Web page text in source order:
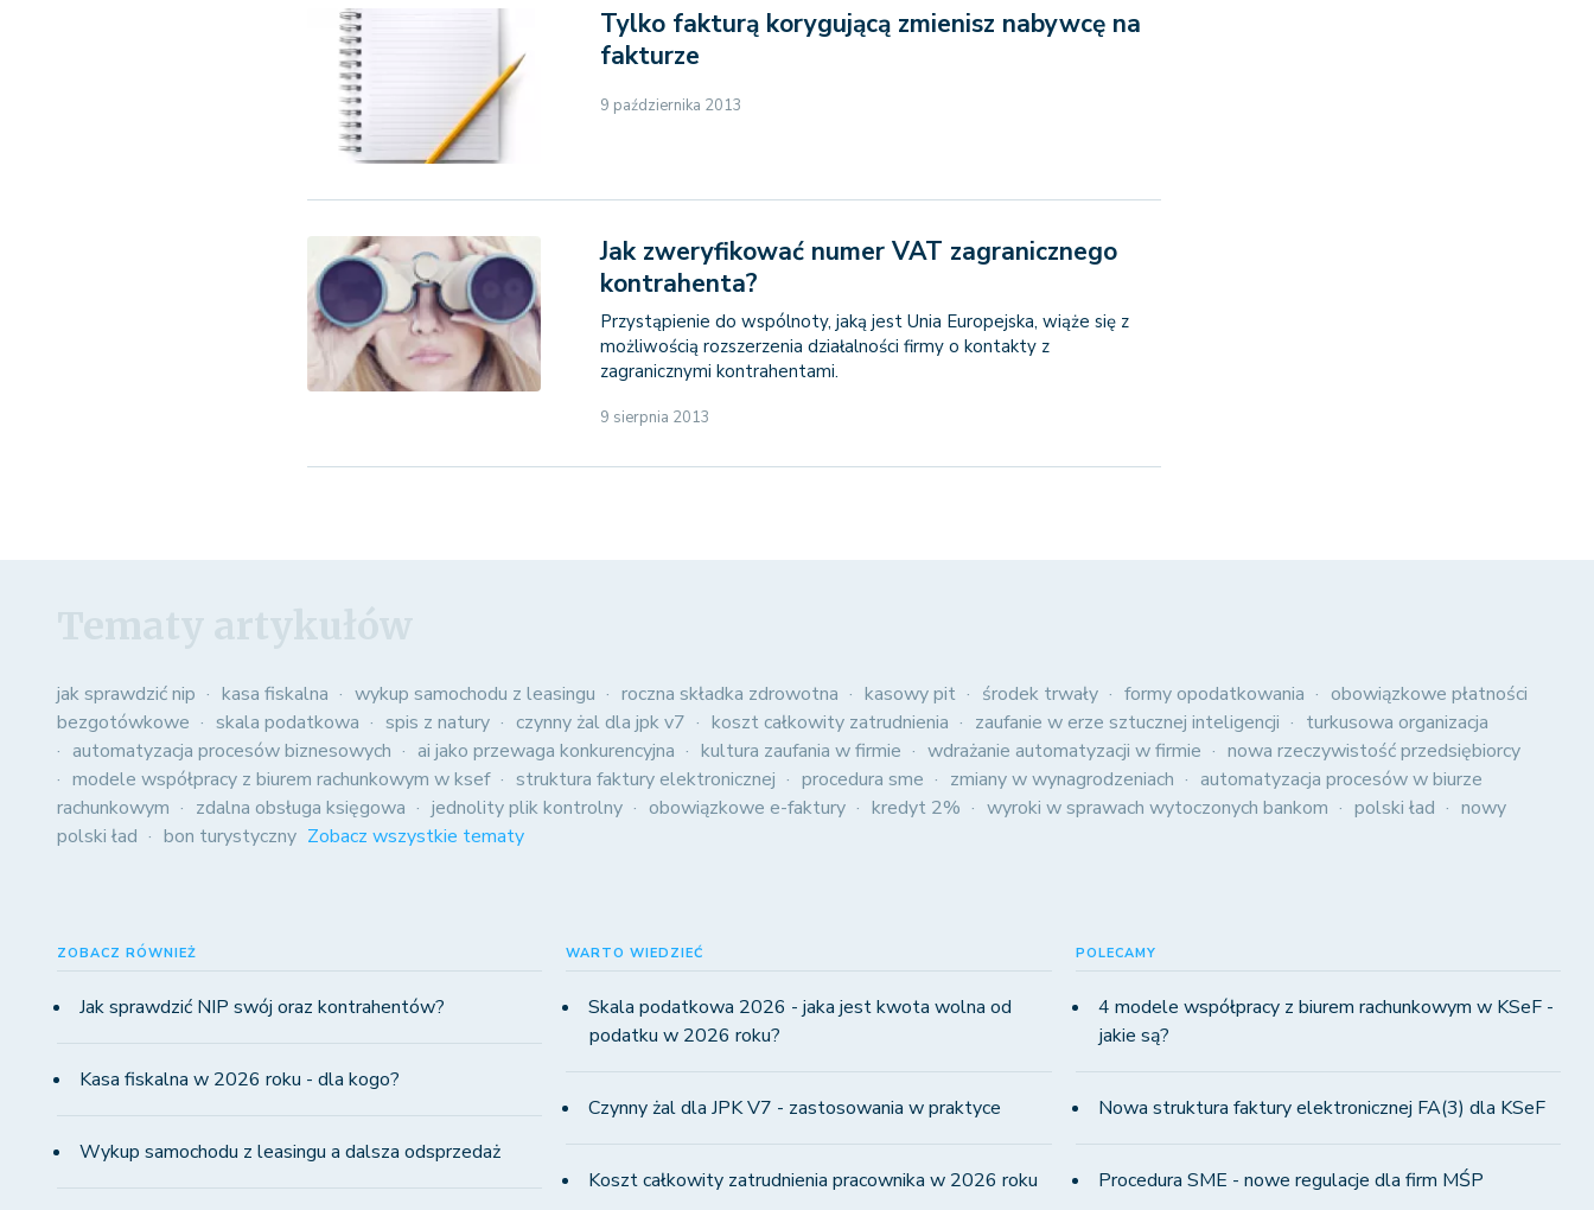
Tylko fakturą korygującą zmienisz nabywcę na
fakturze
9 października 2013
Jak zweryfikować numer VAT zagranicznego
kontrahenta?
Przystąpienie do wspólnoty, jaką jest Unia Europejska, wiąże się z
możliwością rozszerzenia działalności firmy o kontakty z
zagranicznymi kontrahentami.
9 sierpnia 2013
jak sprawdzić nip kasa fiskalna wykup samochodu z leasingu roczna składka zdrowotna kasowy pit środek trwały formy opodatkowania
obowiązkowe płatności
bezgotówkowe
skala podatkowa spis z natury czynny żal dla jpk v7 koszt całkowity zatrudnienia zaufanie w erze sztucznej inteligencji
turkusowa organizacja
automatyzacja procesów biznesowych
ai jako przewaga konkurencyjna kultura zaufania w firmie wdrażanie automatyzacji w firmie
nowa rzeczywistość przedsiębiorcy
modele współpracy z biurem rachunkowym w ksef
struktura faktury elektronicznej procedura sme zmiany w wynagrodzeniach
automatyzacja procesów w biurze
rachunkowym
zdalna obsługa księgowa jednolity plik kontrolny obowiązkowe e-faktury kredyt 2% wyroki w sprawach wytoczonych bankom polski ład
nowy
polski ład
bon turystyczny Zobacz wszystkie tematy
ZOBACZ RÓWNIEŻ
Jak sprawdzić NIP swój oraz kontrahentów?
Kasa fiskalna w 2026 roku - dla kogo?
Wykup samochodu z leasingu a dalsza odsprzedaż
WARTO WIEDZIEĆ
Skala podatkowa 2026 - jaka jest kwota wolna od
podatku w 2026 roku?
Czynny żal dla JPK V7 - zastosowania w praktyce
Koszt całkowity zatrudnienia pracownika w 2026 roku
POLECAMY
4 modele współpracy z biurem rachunkowym w KSeF -
jakie są?
Nowa struktura faktury elektronicznej FA(3) dla KSeF
Procedura SME - nowe regulacje dla firm MŚP